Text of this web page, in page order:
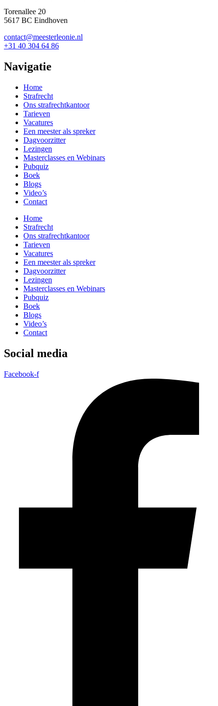
Torenallee 20
5617 BC Eindhoven
contact@meesterleonie.nl
+31 40 304 64 86
Navigatie
Home
Strafrecht
Ons strafrecht­kantoor
Tarieven
Vacatures
Een meester als spreker
Dagvoorzitter
Lezingen
Masterclasses en Webinars
Pubquiz
Boek
Blogs
Video’s
Contact
Home
Strafrecht
Ons strafrecht­kantoor
Tarieven
Vacatures
Een meester als spreker
Dagvoorzitter
Lezingen
Masterclasses en Webinars
Pubquiz
Boek
Blogs
Video’s
Contact
Social media
Facebook-f